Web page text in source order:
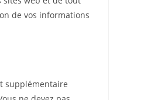
de vos informations
supplémentaire